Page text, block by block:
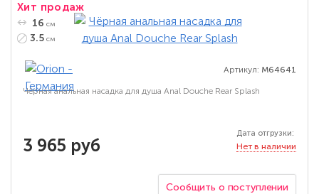
Хит продаж
16 см
3.5 см
Артикул: M64641
Чёрная анальная насадка для душа Anal Douche Rear Splash
3 965 руб
Дата отгрузки:
Нет в наличии
Сообщить о поступлении